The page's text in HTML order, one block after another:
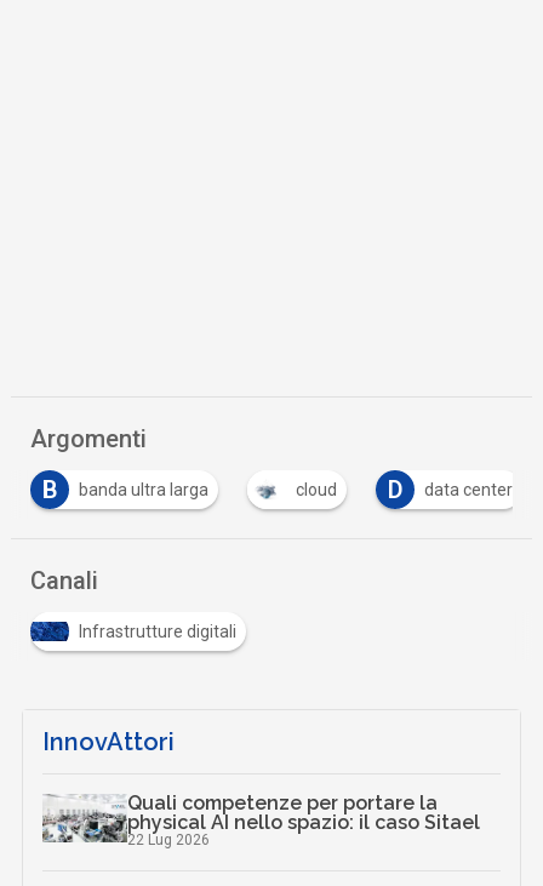
Argomenti
B
banda ultra larga cloud D data center
Canali
Infrastrutture digitali
InnovAttori
Quali competenze per portare la
physical AI nello spazio: il caso Sitael
22 Lug 2026